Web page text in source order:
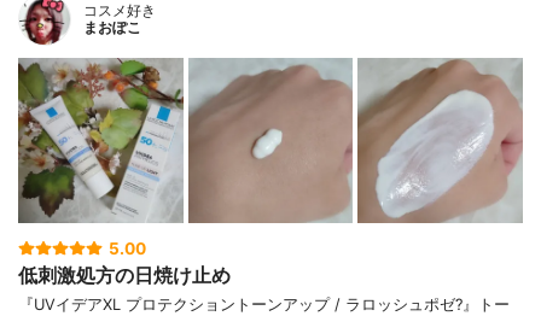
コスメ好き
まおぽこ
5.00
低刺激処方の日焼け止め
『UVイデアXL プロテクショントーンアップ / ラロッシュポゼ?』トー